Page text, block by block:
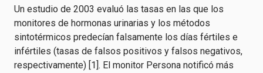
Un estudio de 2003 evaluó las tasas en las que los
monitores de hormonas urinarias y los métodos
sintotérmicos predecían falsamente los días fértiles e
infértiles (tasas de falsos positivos y falsos negativos,
respectivamente) [1]. El monitor Persona notificó más